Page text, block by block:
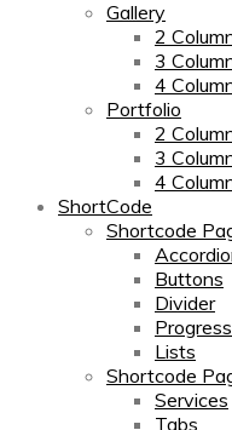
Gallery
2
3
4
Portfolio
2
3
4
ShortCode
Shortcode
Buttons
Divider
Lists
Shortcode
Services
Tabs